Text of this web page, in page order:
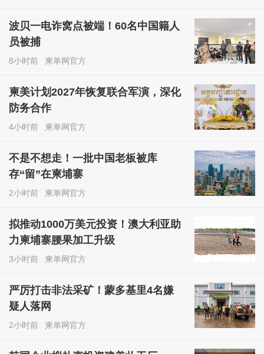
波贝一电诈窝点被端！60名中国籍人
员被捕
8小时前 柬单网官方
柬美计划2027年恢复联合军演，深化
防务合作
4小时前 柬单网官方
不是不想走！一批中国老板被库
存“留”在柬埔寨
2小时前 柬单网官方
拟推动1000万美元投资！澳大利亚助
力柬埔寨腰果加工升级
3小时前 柬单网官方
严厉打击非法采矿！蒙多基里4名嫌
疑人落网
2小时前 柬单网官方